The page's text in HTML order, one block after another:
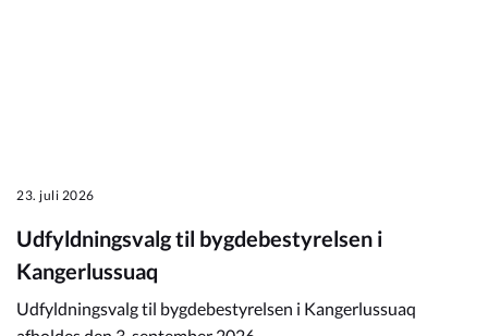
23. juli 2026
Udfyldningsvalg til bygdebestyrelsen i
Kangerlussuaq
Udfyldningsvalg til bygdebestyrelsen i Kangerlussuaq